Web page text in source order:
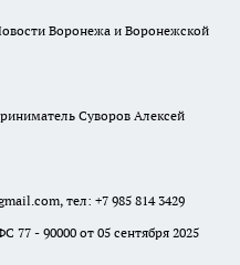
Воронежа и Воронежской
Суворов Алексей
тел: +7 985 814 3429
77 - 90000 от 05 сентября 2025